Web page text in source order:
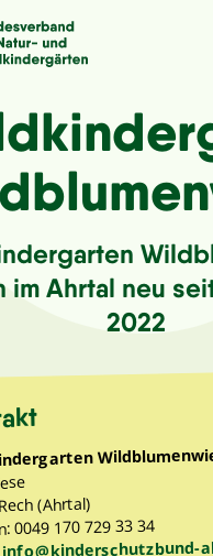
im Ahrtal neu
2022
(Ahrtal)
0049 170 729 33 34
info@kinderschutzbund-